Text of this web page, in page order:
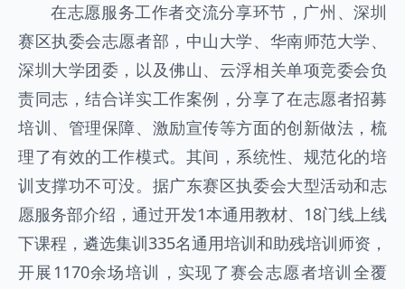
在志愿服务工作者交流分享环节，广州、深圳
赛区执委会志愿者部，中山大学、华南师范大学、
深圳大学团委，以及佛山、云浮相关单项竞委会负
责同志，结合详实工作案例，分享了在志愿者招募
培训、管理保障、激励宣传等方面的创新做法，梳
理了有效的工作模式。其间，系统性、规范化的培
训支撑功不可没。据广东赛区执委会大型活动和志
愿服务部介绍，通过开发1本通用教材、18门线上线
下课程，遴选集训335名通用培训和助残培训师资，
开展1170余场培训，实现了赛会志愿者培训全覆